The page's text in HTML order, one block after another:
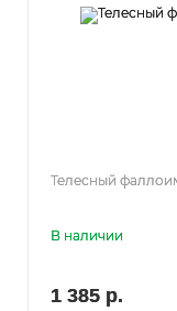
Телесный
В наличии
1 385 р.